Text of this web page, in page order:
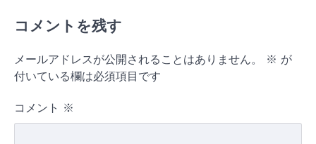
コメントを残す
メールアドレスが公開されることはありません。 ※ が
付いている欄は必須項目です
コメント ※